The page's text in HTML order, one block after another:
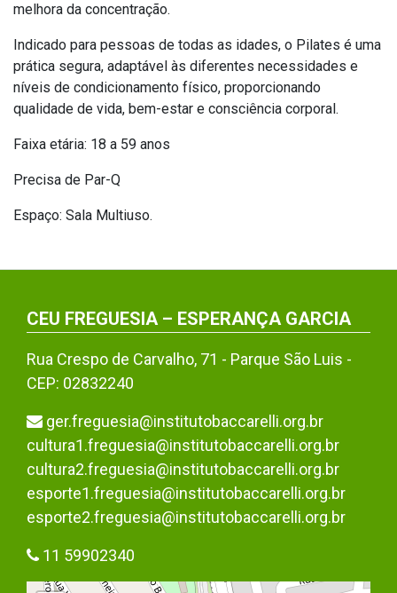
melhora da concentração.
Indicado para pessoas de todas as idades, o Pilates é uma
prática segura, adaptável às diferentes necessidades e
níveis de condicionamento físico, proporcionando
qualidade de vida, bem-estar e consciência corporal.
Faixa etária: 18 a 59 anos
Precisa de Par-Q
Espaço: Sala Multiuso.
CEU FREGUESIA – ESPERANÇA GARCIA
Rua Crespo de Carvalho, 71 - Parque São Luis -
CEP: 02832240
ger.freguesia@institutobaccarelli.org.br
cultura1.freguesia@institutobaccarelli.org.br
cultura2.freguesia@institutobaccarelli.org.br
esporte1.freguesia@institutobaccarelli.org.br
esporte2.freguesia@institutobaccarelli.org.br
11 59902340